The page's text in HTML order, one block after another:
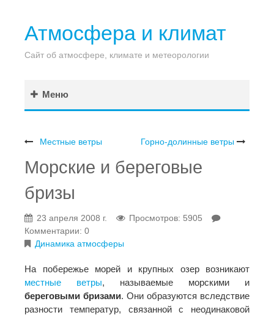
Атмосфера и климат
Сайт об атмосфере, климате и метеорологии
Меню
Местные ветры Горно-долинные ветры
Морские и береговые
бризы
23 апреля 2008 г.
Просмотров: 5905
Комментарии: 0
Динамика атмосферы
На побережье морей и крупных озер возникают
местные ветры, называемые морскими и
береговыми бризами. Они образуются вследствие
разности температур, связанной с неодинаковой